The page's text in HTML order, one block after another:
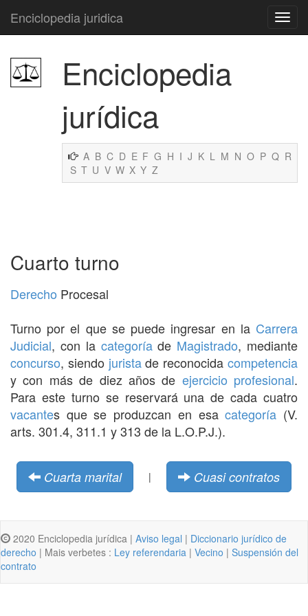
Enciclopedia juridica
Enciclopedia
jurídica
A B C D E F G H I J K L M N O P Q R
S T U V W X Y Z
Cuarto turno
Derecho Procesal
Turno por el que se puede ingresar en la Carrera
Judicial, con la categoríade Magistrado, mediante
concurso, siendo juristade reconocidacompetencia
y con más de diez años de ejercicio profesional.
Para este turno se reservará una de cada cuatro
vacantes que se produzcan en esacategoría (V.
arts. 301.4, 311.1 y 313 de la L.O.P.J.).
Cuarta marital | Cuasi contratos
2020 Enciclopedia jurídica | Aviso legal | Diccionario jurídico de
derecho | Mais verbetes : Ley referendaria | Vecino | Suspensión del
contrato